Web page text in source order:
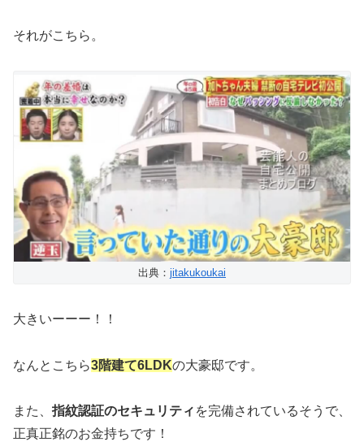
それがこちら。
出典： jitakukoukai
大きいーーー！！
なんとこちら3階建て6LDKの大豪邸です。
また、 指紋認証のセキュリティ を完備されているそうで、
正真正銘のお金持ちです！